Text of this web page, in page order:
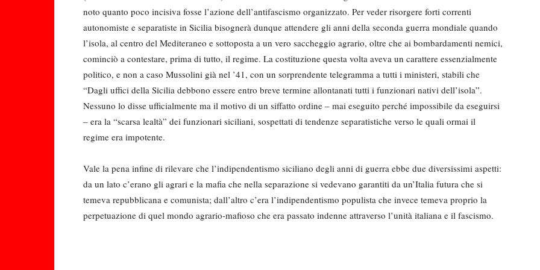
noto quanto poco incisiva fosse l’azione dell’antifascismo orga­nizzato. Per veder risorgere forti cor­renti
autonomiste e separatiste in Sicilia bisognerà dunque attendere gli anni della seconda guerra mondia­le quando
l’isola, al centro del Mediteraneo e sottoposta a un vero saccheggio agrario, oltre che ai bom­bardamenti nemici,
cominciò a con­testare, prima di tutto, il regime. La costituzione questa volta aveva un carattere essenzialmente
politico, e non a caso Mussolini già nel ’41, con un sorprendente telegramma a tutti i ministeri, stabili che
“Dagli uffici della Sicilia debbono essere entro breve termine allontanati tutti i fun­zionari nativi dell’isola”.
Nessuno lo disse ufficialmente ma il motivo di un siffatto ordine – mai eseguito perché impossibile da eseguirsi
– era la “scarsa lealtà” dei funzionari sicilia­ni, sospettati di tendenze separati­stiche verso le quali ormai il
regime era impotente.
Vale la pena infine di rilevare che l’indipendentismo siciliano degli an­ni di guerra ebbe due diversissimi aspetti:
da un lato c’erano gli agrari e la mafia che nella separazione si vedevano garantiti da un’Italia futura che si
temeva repubblicana e comu­nista; dall’altro c’era l’indipendenti­smo populista che invece temeva proprio la
perpetuazione di quel mon­do agrario-mafioso che era passato indenne attraverso l’unità italiana e il fascismo.